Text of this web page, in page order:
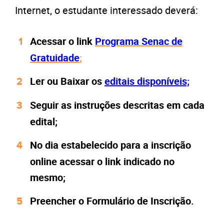
Internet, o estudante interessado deverá:
Acessar o link Programa Senac de
Gratuidade;
Ler ou Baixar oseditais disponíveis;
Seguir as instruções descritas em cada
edital;
No dia estabelecido para a inscrição
online acessar o link indicado no
mesmo;
Preencher o Formulário de Inscrição.